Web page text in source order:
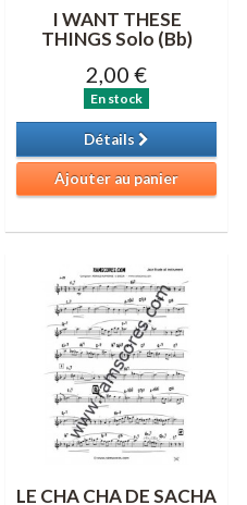
I WANT THESE
THINGS Solo (Bb)
2,00 €
En stock
Détails
Ajouter au panier
LE CHA CHA DE SACHA